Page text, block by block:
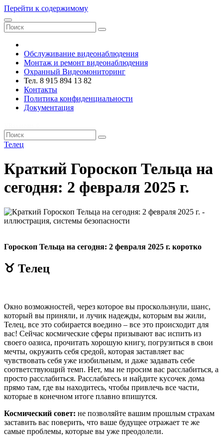
Перейти к содержимому
Обслуживание видеонаблюдения
Монтаж и ремонт видеонаблюдения
Охранный Видеомониторинг
Тел. 8 915 894 13 82
Контакты
Политика конфиденциальности
Документация
Телец
Краткий Гороскоп Тельца на
сегодня: 2 февраля 2025 г.
Гороскоп Тельца на сегодня: 2 февраля 2025 г. коротко
♉ Телец
Окно возможностей, через которое вы проскользнули, шанс,
который вы приняли, и лучик надежды, которым вы жили,
Телец, все это собирается воедино – все это происходит для
вас! Сейчас космические сферы призывают вас испить из
своего оазиса, прочитать хорошую книгу, погрузиться в свои
мечты, окружить себя средой, которая заставляет вас
чувствовать себя уже изобильным, и даже задавать себе
соответствующий темп. Нет, мы не просим вас расслабиться, а
просто расслабиться. Расслабьтесь и найдите кусочек дома
прямо там, где вы находитесь, чтобы привлечь все части,
которые в конечном итоге плавно впишутся.
Космический совет: не позволяйте вашим прошлым страхам
заставить вас поверить, что ваше будущее отражает те же
самые проблемы, которые вы уже преодолели.